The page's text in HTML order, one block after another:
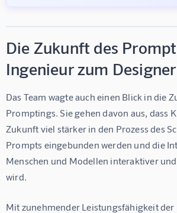
Die Zukunft des
Ingenieur zum Designer
Das Team wagte auch einen Blick in die
Promptings. Sie gehen davon aus, dass
Zukunft viel stärker in den Prozess des
Prompts eingebunden werden und die
Menschen und Modellen interaktiver
wird.
Mit zunehmender Leistungsfähigkeit der